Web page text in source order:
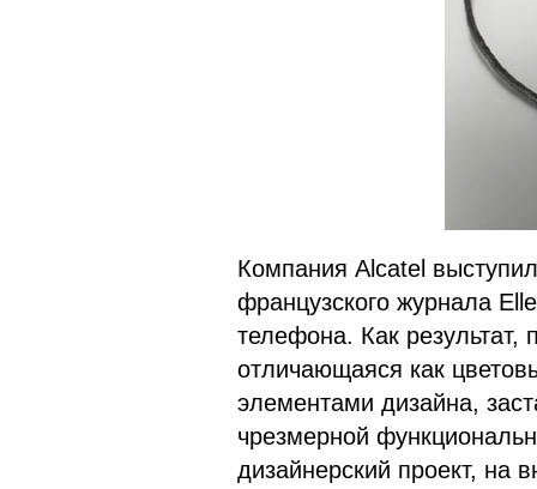
Компания Alcatel
французского журнала
телефона. Как
отличающаяся как
элементами дизайна,
чрезмерной
дизайнерский проект, на